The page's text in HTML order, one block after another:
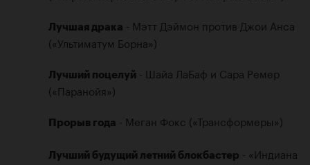
Лучшая драка - Мэтт Дэймон против Джои Анса
(«Ультиматум Борна»)
Лучший поцелуй - Шайа ЛаБаф и Сара Ремер
(«Паранойя»)
Прорыв года - Меган Фокс («Трансформеры»)
Лучший будущий летний блокбастер - «Индиана